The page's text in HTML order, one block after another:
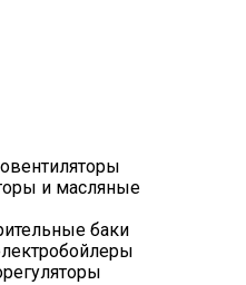
и масляные
баки